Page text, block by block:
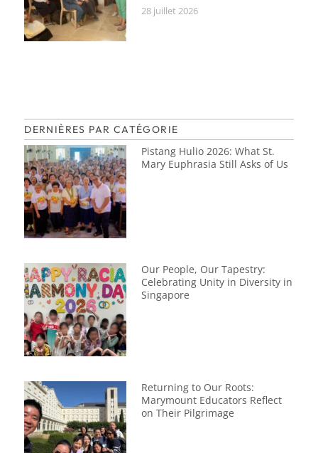
28 juillet 2026
DERNIÈRES PAR CATÉGORIE
Pistang Hulio 2026: What St.
Mary Euphrasia Still Asks of Us
Our People, Our Tapestry:
Celebrating Unity in Diversity in
Singapore
Returning to Our Roots:
Marymount Educators Reflect
on Their Pilgrimage